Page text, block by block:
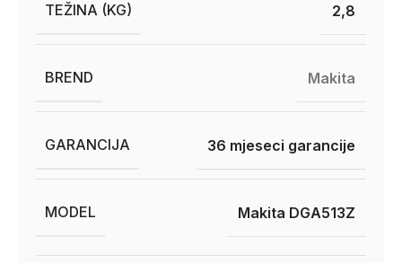
TEŽINA (KG) 2,8
BREND Makita
GARANCIJA 36 mjeseci garancije
MODEL Makita DGA513Z